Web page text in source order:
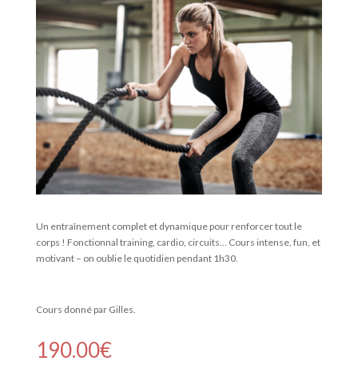
Un entraînement complet et dynamique pour renforcer tout le
corps ! Fonctionnal training, cardio, circuits… Cours intense, fun, et
motivant – on oublie le quotidien pendant 1h30.
Cours donné par Gilles.
190.00€